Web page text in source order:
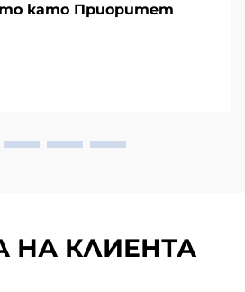
като Приоритет
НА КЛИЕНТА